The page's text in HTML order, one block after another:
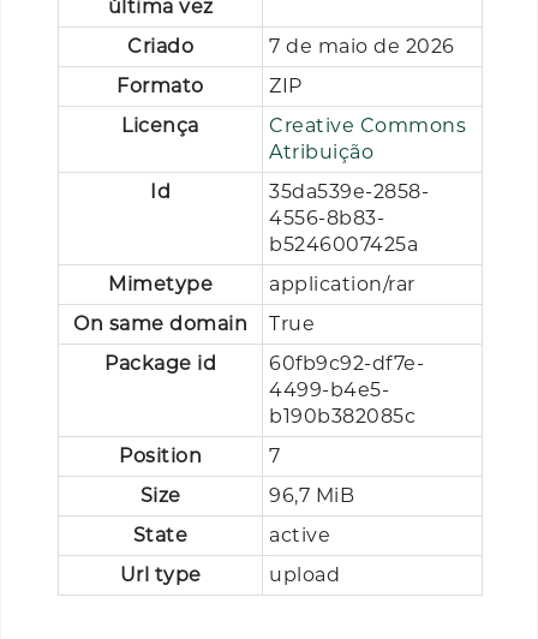
última vez
Criado
7 de maio de 2026
Formato
ZIP
Licença
Creative Commons
Atribuição
Id
35da539e-2858-
4556-8b83-
b5246007425a
Mimetype
application/rar
On same domain
True
Package id
60fb9c92-df7e-
4499-b4e5-
b190b382085c
Position
7
Size
96,7 MiB
State
active
Url type
upload